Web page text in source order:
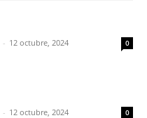
- 12 octubre, 2024 0
- 12 octubre, 2024 0